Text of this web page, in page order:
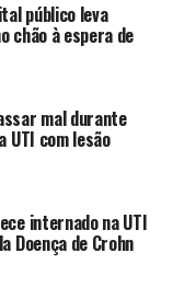
insuficiência de
gerando
adequado.
a
a DPU
estado e do
aos
em Fortaleza.
Secretarias de
público leva
chão à espera de
mal durante
UTI com lesão
internado na UTI
Doença de Crohn